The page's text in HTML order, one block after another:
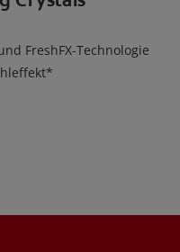
FreshFX-Technologie